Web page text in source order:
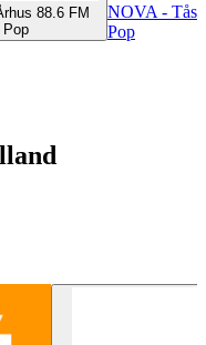
88.6 FM
Pop
NOVA -
Pop